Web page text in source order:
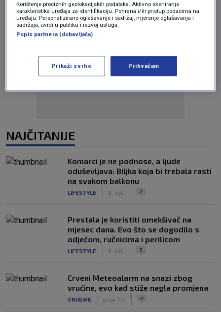
Oglas
NAJČITANIJE
Komarci je ne podnose, a ljude
oduševljava: Biljka koja bi trebala rasti
na svakom balkonu
LIFESTYLE 9. kol. 2
Prestala je koristiti omekšivač na
mjesec dana. Evo što se dogodilo s
odjećom, ručnicima i perilicom
LIFESTYLE 9. kol. 5
Crveni Meteoalarm na snazi zbog
vrućine, evo kad stiže nagla promjena
VRIJEME prije 7 h 0
Korištenje preciznih geolokacijskih podataka. Aktivno skeniranje
karakteristika uređaja za identifikaciju. Pohrana i/ili pristup podacima na
uređaju. Personalizirano oglašavanje i sadržaj, mjerenje oglašavanja i
sadržaja, uvidi u publiku i razvoj usluga.
Popis partnera (dobavljača)
Prikaži svrhe Prihvaćam